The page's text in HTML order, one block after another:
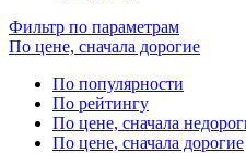
Фильтр по параметрам
По цене, сначала дорогие
По популярности
По рейтингу
По цене, сначала
По цене, сначала дорогие